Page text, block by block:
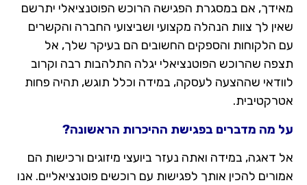
אם במסגרת הפגישה הרוכש הפוטנציאלי יתרשם
לך צוות הנהלה מקצועי ושביצועי החברה והקשרים
הלקוחות והספקים החשובים הם בעיקר שלך, אל
שהרוכש הפוטנציאלי יגלה התלהבות רבה וקרוב
שההצעה לעסקה, במידה וכלל תוגש, תהיה פחות
מה מדברים בפגישת ההיכרות הראשונה?
דאגה, במידה ואתה נעזר ביועצי מיזוגים ורכישות הם
להכין אותך לפגישות עם רוכשים פוטנציאליים. אנו